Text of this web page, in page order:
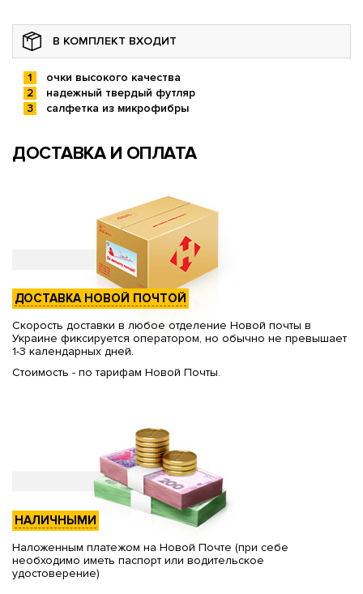
В КОМПЛЕКТ ВХОДИТ
очки высокого качества
надежный твердый футляр
салфетка из микрофибры
ДОСТАВКА И ОПЛАТА
ДОСТАВКА НОВОЙ ПОЧТОЙ
Скорость доставки в любое отделение Новой почты в
Украине фиксируется оператором, но обычно не превышает
1-3 календарных дней.
Стоимость - по тарифам Новой Почты.
НАЛИЧНЫМИ
Наложенным платежом на Новой Почте (при себе
необходимо иметь паспорт или водительское
удостоверение)